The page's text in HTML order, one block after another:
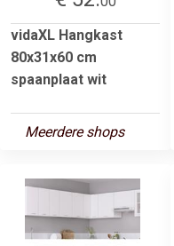
vidaXL Hangkast
80x31x60 cm
spaanplaat wit
Meerdere shops